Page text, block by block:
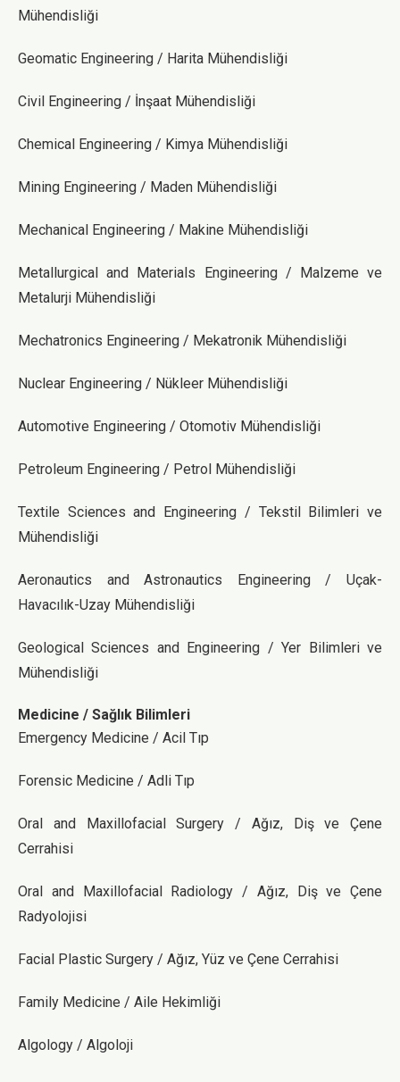
Mühendisliği
Geomatic Engineering / Harita Mühendisliği
Civil Engineering / İnşaat Mühendisliği
Chemical Engineering / Kimya Mühendisliği
Mining Engineering / Maden Mühendisliği
Mechanical Engineering / Makine Mühendisliği
Metallurgical and Materials Engineering / Malzeme ve
Metalurji Mühendisliği
Mechatronics Engineering / Mekatronik Mühendisliği
Nuclear Engineering / Nükleer Mühendisliği
Automotive Engineering / Otomotiv Mühendisliği
Petroleum Engineering / Petrol Mühendisliği
Textile Sciences and Engineering / Tekstil Bilimleri ve
Mühendisliği
Aeronautics and Astronautics Engineering / Uçak-
Havacılık-Uzay Mühendisliği
Geological Sciences and Engineering / Yer Bilimleri ve
Mühendisliği
Medicine / Sağlık Bilimleri
Emergency Medicine / Acil Tıp
Forensic Medicine / Adli Tıp
Oral and Maxillofacial Surgery / Ağız, Diş ve Çene
Cerrahisi
Oral and Maxillofacial Radiology / Ağız, Diş ve Çene
Radyolojisi
Facial Plastic Surgery / Ağız, Yüz ve Çene Cerrahisi
Family Medicine / Aile Hekimliği
Algology / Algoloji